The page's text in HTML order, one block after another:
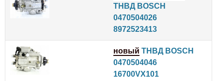
ТНВД BOSCH
0470504026
8972523413
новый ТНВД BOSCH
0470504046
16700VX101